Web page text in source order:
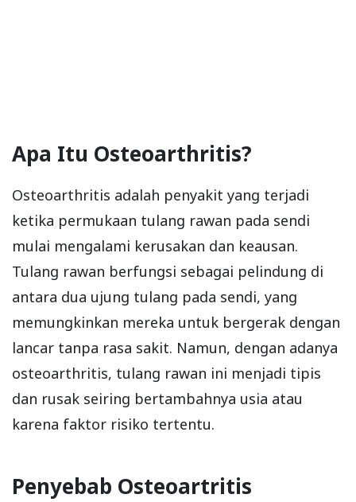
Apa Itu Osteoarthritis?
Osteoarthritis adalah penyakit yang terjadi
ketika permukaan tulang rawan pada sendi
mulai mengalami kerusakan dan keausan.
Tulang rawan berfungsi sebagai pelindung di
antara dua ujung tulang pada sendi, yang
memungkinkan mereka untuk bergerak dengan
lancar tanpa rasa sakit. Namun, dengan adanya
osteoarthritis, tulang rawan ini menjadi tipis
dan rusak seiring bertambahnya usia atau
karena faktor risiko tertentu.
Penyebab Osteoartritis